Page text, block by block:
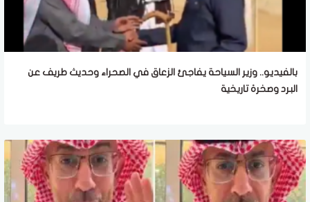
بالفيديو.. وزير السياحة يفاجئ الزعاق في الصحراء وحديث طريف عن
البرد وصخرة تاريخية